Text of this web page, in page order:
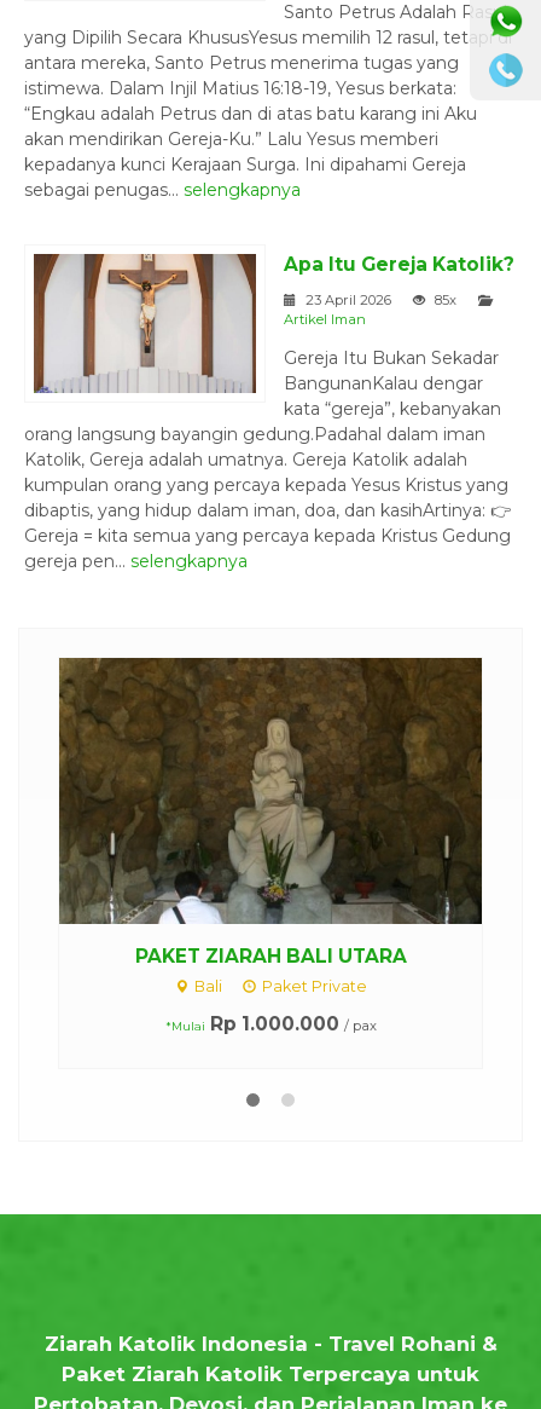
Santo Petrus Adalah Rasul
yang Dipilih Secara KhususYesus memilih 12 rasul, tetapi di
antara mereka, Santo Petrus menerima tugas yang
istimewa. Dalam Injil Matius 16:18-19, Yesus berkata:
“Engkau adalah Petrus dan di atas batu karang ini Aku
akan mendirikan Gereja-Ku.” Lalu Yesus memberi
kepadanya kunci Kerajaan Surga. Ini dipahami Gereja
sebagai penugas... selengkapnya
Apa Itu Gereja Katolik?
23 April 2026
85x
Artikel Iman
Gereja Itu Bukan Sekadar
BangunanKalau dengar
kata “gereja”, kebanyakan
orang langsung bayangin gedung.Padahal dalam iman
Katolik, Gereja adalah umatnya. Gereja Katolik adalah
kumpulan orang yang percaya kepada Yesus Kristus yang
dibaptis, yang hidup dalam iman, doa, dan kasihArtinya: 👉
Gereja = kita semua yang percaya kepada Kristus Gedung
gereja pen... selengkapnya
Paket Ziarah Bali Barat
Bali
*Mulai Rp 1.000.000
Ziarah Katolik Indonesia - Travel Rohani &
Paket Ziarah Katolik Terpercaya untuk
Pertobatan, Devosi, dan Perjalanan Iman ke